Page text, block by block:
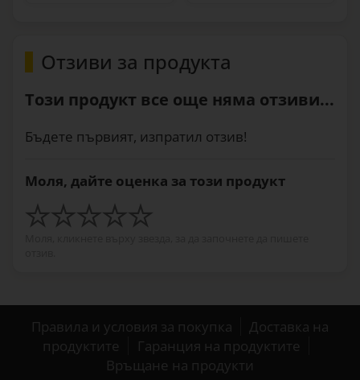
Отзиви за продукта
Този продукт все още няма отзиви...
Бъдете първият, изпратил отзив!
Моля, дайте оценка за този продукт
Правила и условия за покупка
Доставка на
продуктите
Гаранция на продуктите
Връщане на продукти